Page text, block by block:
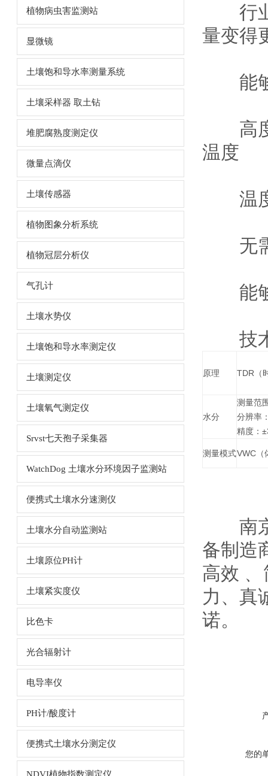
植物病虫害监测站
显微镜
土壤饱和导水率测量系统
土壤采样器 取土钻
堆肥腐熟度测定仪
微量点滴仪
土壤传感器
植物图象分析系统
植物冠层分析仪
气孔计
土壤水势仪
土壤饱和导水率测定仪
土壤测定仪
土壤氧气测定仪
Srvst七天孢子采集器
WatchDog 土壤水分环境因子监测站
便携式土壤水分速测仪
土壤水分自动监测站
土壤原位PH计
土壤紧实度仪
比色卡
光合辐射计
电导率仪
PH计/酸度计
便携式土壤水分测定仪
行业*
量变得
能够
高度
温度
温度
无需
能够
技术
原理 TDR（
水分
测量范
分辨率
精度：
测量模式VWC（
南京
备制造
高效﹑
力、真
诺。
您的